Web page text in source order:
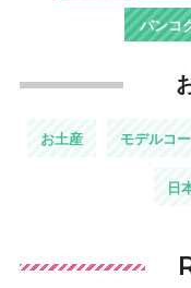
バンコ
お土産 モデルコ
日